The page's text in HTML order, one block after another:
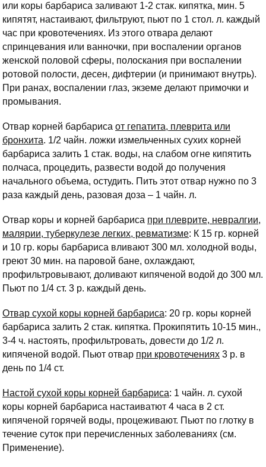
или коры барбариса заливают 1-2 стак. кипятка, мин. 5
кипятят, настаивают, фильтруют, пьют по 1 стол. л. каждый
час при кровотечениях. Из этого отвара делают
спринцевания или ванночки, при воспалении органов
женской половой сферы, полоскания при воспалении
ротовой полости, десен, дифтерии (и принимают внутрь).
При ранах, воспалении глаз, экземе делают примочки и
промывания.
Отвар корней барбариса от гепатита, плеврита или
бронхита. 1/2 чайн. ложки измельченных сухих корней
барбариса залить 1 стак. воды, на слабом огне кипятить
полчаса, процедить, развести водой до получения
начального объема, остудить. Пить этот отвар нужно по 3
раза каждый день, разовая доза – 1 чайн. л.
Отвар коры и корней барбариса при плеврите, невралгии,
малярии, туберкулезе легких, ревматизме: К 15 гр. корней
и 10 гр. коры барбариса вливают 300 мл. холодной воды,
греют 30 мин. на паровой бане, охлаждают,
профильтровывают, доливают кипяченой водой до 300 мл.
Пьют по 1/4 ст. 3 р. каждый день.
Отвар сухой коры корней барбариса: 20 гр. коры корней
барбариса залить 2 стак. кипятка. Прокипятить 10-15 мин.,
3-4 ч. настоять, профильтровать, довести до 1/2 л.
кипяченой водой. Пьют отвар при кровотечениях 3 р. в
день по 1/4 ст.
Настой сухой коры корней барбариса: 1 чайн. л. сухой
коры корней барбариса настаиватют 4 часа в 2 ст.
кипяченой горячей воды, процеживают. Пьют по глотку в
течение суток при перечисленных заболеваниях (см.
Применение).